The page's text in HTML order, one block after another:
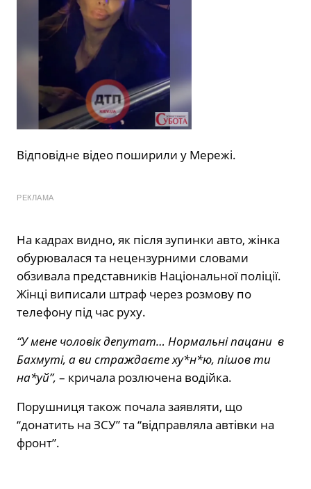
Відповідне відео поширили у Мережі.
РЕКЛАМА
На кадрах видно, як після зупинки авто, жінка
обурювалася та нецензурними словами
обзивала представників Національної поліції.
Жінці виписали штраф через розмову по
телефону під час руху.
“У мене чоловік депутат… Нормальні пацани в
Бахмуті, а ви страждаєте ху*н*ю, пішов ти
на*уй”, – кричала розлючена водійка.
Порушниця також почала заявляти, що
“донатить на ЗСУ” та “відправляла автівки на
фронт”.